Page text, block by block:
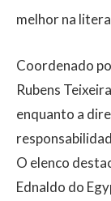
melhor na
Coordenado
Rubens
enquanto a
O elenco
Ednaldo do